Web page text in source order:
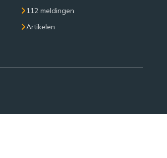
112 meldingen
Artikelen